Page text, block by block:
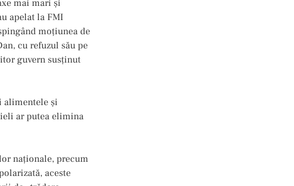
mai mari și
apelat la FMI
moțiunea de
cu refuzul său pe
guvern susținut
alimentele și
ar putea elimina
naționale, precum
aceste